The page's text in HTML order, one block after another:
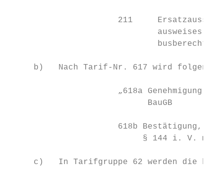
211
ausweises
b)   Nach Tarif-Nr. 617 wird folgende
„618a Genehmigung
                            BauGB
618b Bestätigung,
§ 144 i. V. m.
c)   In Tarifgruppe 62 werden die